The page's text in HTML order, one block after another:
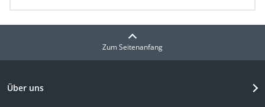
Zum Seitenanfang
Über uns